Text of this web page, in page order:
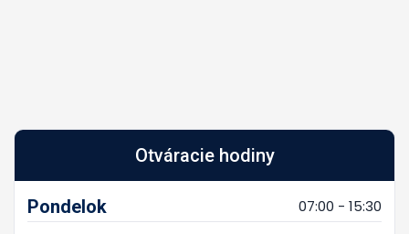
Otváracie hodiny
Pondelok 07:00 - 15:30